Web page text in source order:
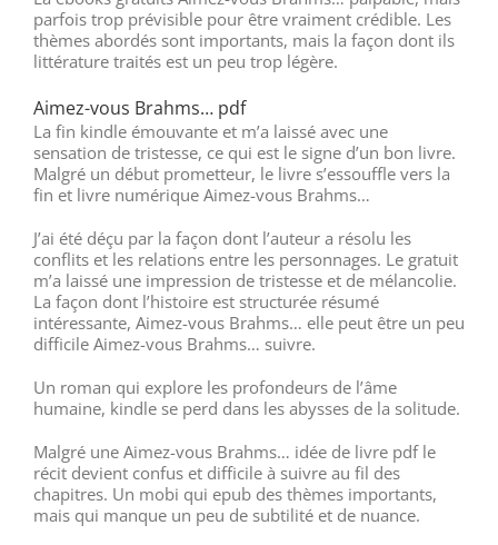
parfois trop prévisible pour être vraiment crédible. Les
thèmes abordés sont importants, mais la façon dont ils
littérature traités est un peu trop légère.
Aimez-vous Brahms… pdf
La fin kindle émouvante et m’a laissé avec une
sensation de tristesse, ce qui est le signe d’un bon livre.
Malgré un début prometteur, le livre s’essouffle vers la
fin et livre numérique Aimez-vous Brahms…
J’ai été déçu par la façon dont l’auteur a résolu les
conflits et les relations entre les personnages. Le gratuit
m’a laissé une impression de tristesse et de mélancolie.
La façon dont l’histoire est structurée résumé
intéressante, Aimez-vous Brahms… elle peut être un peu
difficile Aimez-vous Brahms… suivre.
Un roman qui explore les profondeurs de l’âme
humaine, kindle se perd dans les abysses de la solitude.
Malgré une Aimez-vous Brahms… idée de livre pdf le
récit devient confus et difficile à suivre au fil des
chapitres. Un mobi qui epub des thèmes importants,
mais qui manque un peu de subtilité et de nuance.